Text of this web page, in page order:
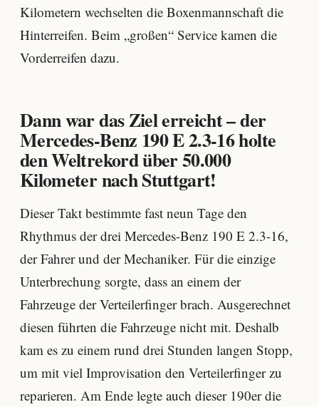
Kilometern wechselten die Boxenmannschaft die
Hinterreifen. Beim „großen“ Service kamen die
Vorderreifen dazu.
Dann war das Ziel erreicht – der
Mercedes-Benz 190 E 2.3-16 holte
den Weltrekord über 50.000
Kilometer nach Stuttgart!
Dieser Takt bestimmte fast neun Tage den
Rhythmus der drei Mercedes-Benz 190 E 2.3-16,
der Fahrer und der Mechaniker. Für die einzige
Unterbrechung sorgte, dass an einem der
Fahrzeuge der Verteilerfinger brach. Ausgerechnet
diesen führten die Fahrzeuge nicht mit. Deshalb
kam es zu einem rund drei Stunden langen Stopp,
um mit viel Improvisation den Verteilerfinger zu
reparieren. Am Ende legte auch dieser 190er die